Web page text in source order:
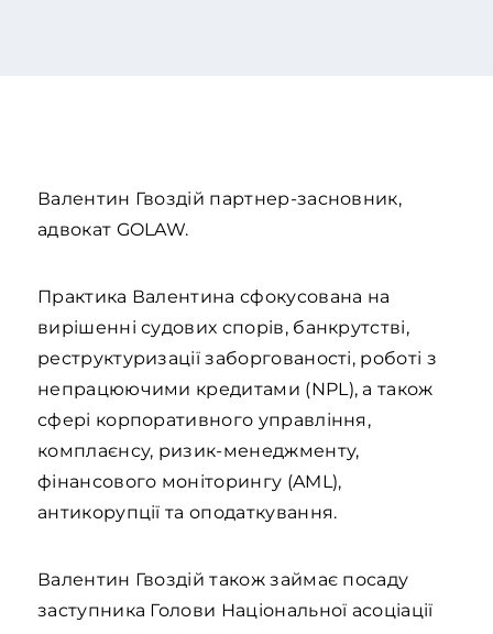
Валентин Гвоздій партнер-засновник,
адвокат GOLAW.
Практика Валентина сфокусована на
вирішенні судових спорів, банкрутстві,
реструктуризації заборгованості, роботі з
непрацюючими кредитами (NPL), а також
сфері корпоративного управління,
комплаєнсу, ризик-менеджменту,
фінансового моніторингу (AML),
антикорупції та оподаткування.
Валентин Гвоздій також займає посаду
заступника Голови Національної асоціації